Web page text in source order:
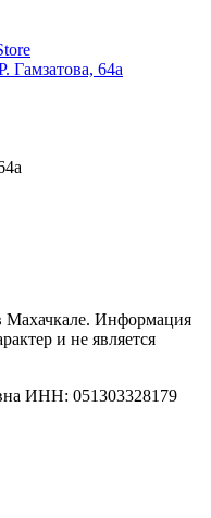
Гамзатова, 64а
Махачкале. Информация
и не является
ИНН: 051303328179